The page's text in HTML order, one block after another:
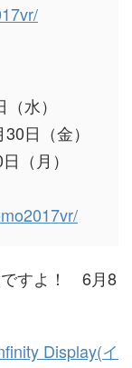
水）
日（金）
（月）
ですよ！ 6月8
Display(イ